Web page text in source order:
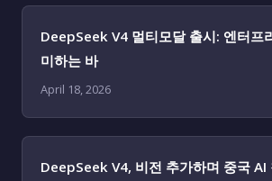
DeepSeek V4 멀티모달 출시: 엔터프
미하는 바
April 18, 2026
DeepSeek V4, 비전 추가하며 중국 AI